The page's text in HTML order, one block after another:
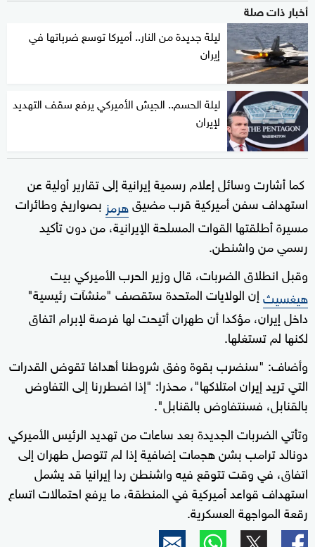
أخبار ذات صلة
ليلة جديدة من النار.. أميركا توسع ضرباتها في
إيران
ليلة الحسم.. الجيش الأميركي يرفع سقف التهديد
لإيران
كما أشارت وسائل إعلام رسمية إيرانية إلى تقارير أولية عن
استهداف سفن أميركية قرب مضيقهرمز بصواريخ وطائرات
مسيرة أطلقتها القوات المسلحة الإيرانية، من دون تأكيد
رسمي من واشنطن.
وقبل انطلاق الضربات، قال وزير الحرب الأميركي بيت
هيغسيثإن الولايات المتحدة ستقصف "منشآت رئيسية"
داخل إيران، مؤكدا أن طهران أتيحت لها فرصة لإبرام اتفاق
لكنها لم تستغلها.
وأضاف: "سنضرب بقوة وفق شروطنا أهدافا تقوض القدرات
التي تريد إيران امتلاكها"، محذرا: "إذا اضطررنا إلى التفاوض
بالقنابل، فسنتفاوض بالقنابل".
وتأتي الضربات الجديدة بعد ساعات من تهديد الرئيس الأميركي
دونالد ترامب بشن هجمات إضافية إذا لم تتوصل طهران إلى
اتفاق، في وقت تتوقع فيه واشنطن ردا إيرانيا قد يشمل
استهداف قواعد أميركية في المنطقة، ما يرفع احتمالات اتساع
رقعة المواجهة العسكرية.